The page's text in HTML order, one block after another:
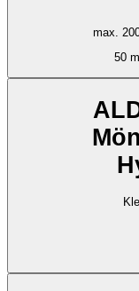
max.
50 m